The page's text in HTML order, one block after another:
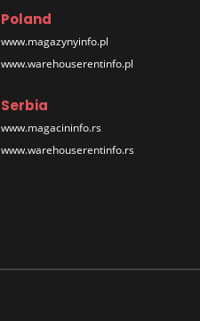
Poland
www.magazynyinfo.pl
www.warehouserentinfo.pl
Serbia
www.magacininfo.rs
www.warehouserentinfo.rs